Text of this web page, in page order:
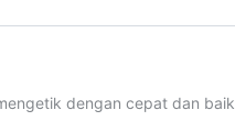
dengan cepat dan baik